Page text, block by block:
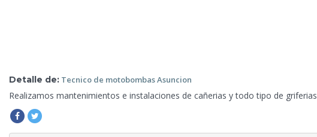
Detalle de: Tecnico de motobombas Asuncion
Realizamos mantenimientos e instalaciones de cañerias y todo tipo de griferias